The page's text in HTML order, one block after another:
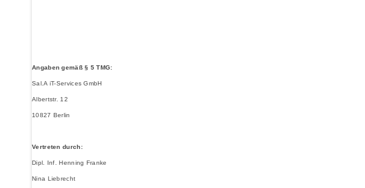
Angaben gemäß § 5 TMG:
Sal.A iT-Services GmbH
Albertstr. 12
10827 Berlin
Vertreten durch:
Dipl. Inf. Henning Franke
Nina Liebrecht